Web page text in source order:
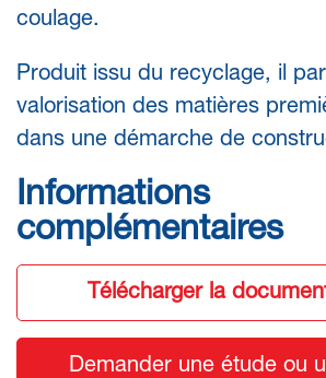
coulage.
Produit issu du recyclage, il
valorisation des matières
dans une démarche de
Informations
complémentaires
Télécharger la
Demander une étude ou